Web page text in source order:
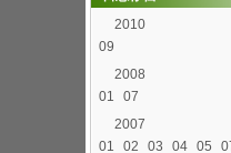
2010
09
2008
01
07
2007
01
02 03 04 05